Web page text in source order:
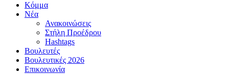
Κόμμα
Νέα
Ανακοινώσεις
Στήλη Προέδρου
Hashtags
Βουλευτές
Βουλευτικές 2026
Επικοινωνία